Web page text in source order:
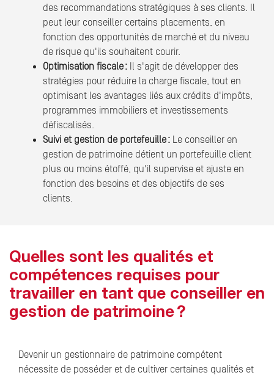
des recommandations stratégiques à ses clients. Il
peut leur conseiller certains placements, en
fonction des opportunités de marché et du niveau
de risque qu'ils souhaitent courir.
Optimisation fiscale : Il s'agit de développer des
stratégies pour réduire la charge fiscale, tout en
optimisant les avantages liés aux crédits d'impôts,
programmes immobiliers et investissements
défiscalisés.
Suivi et gestion de portefeuille : Le conseiller en
gestion de patrimoine détient un portefeuille client
plus ou moins étoffé, qu'il supervise et ajuste en
fonction des besoins et des objectifs de ses
clients.
Quelles sont les qualités et
compétences requises pour
travailler en tant que conseiller en
gestion de patrimoine ?
Devenir un gestionnaire de patrimoine compétent
nécessite de posséder et de cultiver certaines qualités et